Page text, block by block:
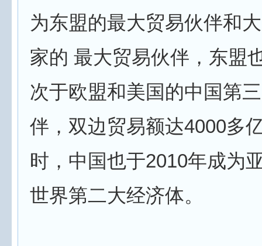
为东盟的最大贸易伙伴和
家的 最大贸易伙伴，东盟
次于欧盟和美国的中国第
伴，双边贸易额达4000多
时，中国也于2010年成为
世界第二大经济体。